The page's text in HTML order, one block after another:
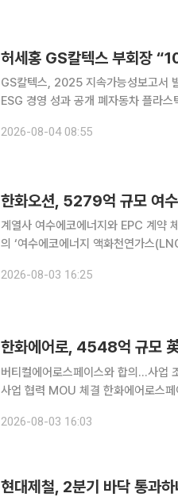
허세홍 GS칼텍스 부회장
GS칼텍스, 2025 지속가능성보고서
ESG 경영 성과 공개 폐자동차 플라
간했다고 4일 밝혔다. 2006년 첫 보
2026-08-04 08:55
한화오션, 5279억 규모 여
계열사 여수에코에너지와 EPC 계약
의 ‘여수에코에너지 액화천연가스
490MW급 LNG 집단에너지 시설의
2026-08-03 16:25
한화에어로, 4548억 규모
버티컬에어로스페이스와 합의…사업
사업 협력 MOU 체결 한화에어로스
에어로스페이스그룹과 맺은 ‘VX4
2026-08-03 16:03
현대제철, 2분기 바닥 통과